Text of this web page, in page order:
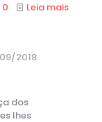
0 Leia mais
2018
dos
lhes